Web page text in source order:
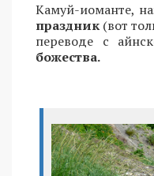
Камуй-иоманте,
праздник (вот
переводе с
божества.